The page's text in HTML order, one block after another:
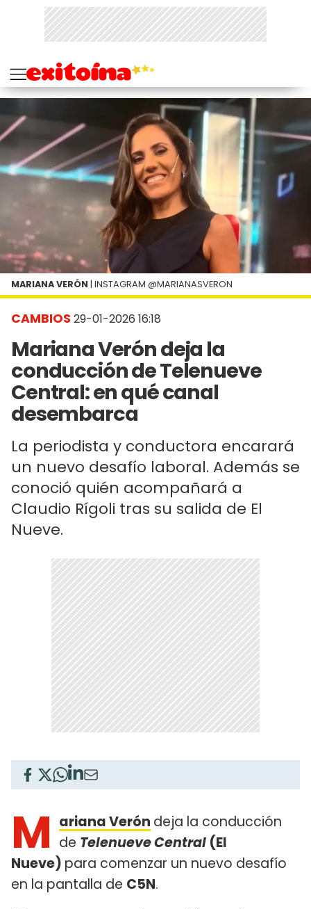
CAMBIOS 29-01-2026 16:18
Mariana Verón deja la
conducción de Telenueve
Central: en qué canal
desembarca
La periodista y conductora encarará
un nuevo desafío laboral. Además se
conoció quién acompañará a
Claudio Rígoli tras su salida de El
Nueve.
MARIANA VERÓN | INSTAGRAM @MARIANASVERON
M ariana Verón deja la conducción
de Telenueve Central (El
Nueve) para comenzar un nuevo desafío
en la pantalla de C5N.